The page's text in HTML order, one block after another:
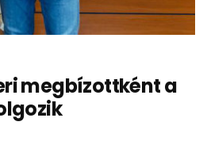
megbízottként a